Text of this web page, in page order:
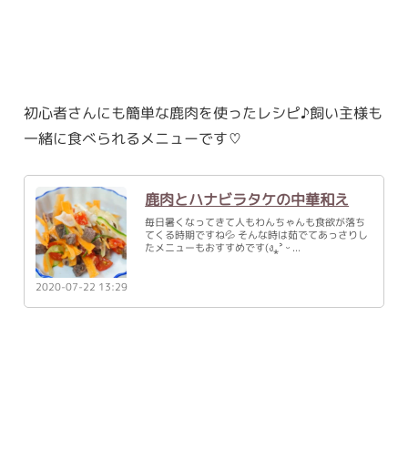
初心者さんにも簡単な鹿肉を使ったレシピ♪飼い主様も
一緒に食べられるメニューです♡
鹿肉とハナビラタケの中華和え
毎日暑くなってきて人もわんちゃんも食欲が落ち
てくる時期ですね💦 そんな時は茹でてあっさりし
たメニューもおすすめです(ง⁎˃ ᵕ
2020-07-22 13:29